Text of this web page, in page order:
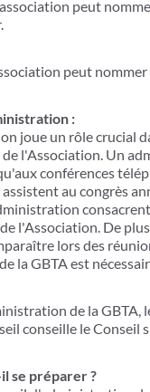
peut
peut
:
joue un rôle crucial
l'Association. Un
conférences
au congrès
l'Association. De
lors des
la GBTA est
de la GBTA,
conseille le
se préparer ?